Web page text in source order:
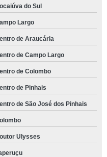
do Sul
Largo
de Araucária
de Campo Largo
de Colombo
de Pinhais
de São José dos Pinhais
Ulysses